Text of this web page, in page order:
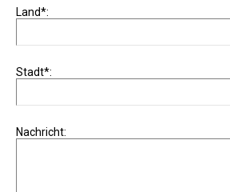
Land*:
Stadt*:
Nachricht: